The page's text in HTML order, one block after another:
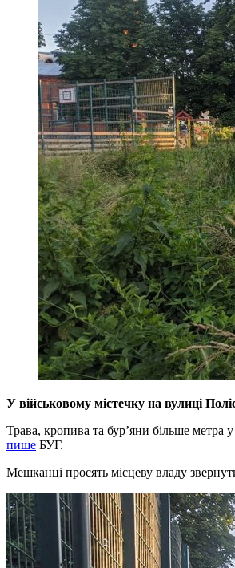
У військовому містечку на вулиці
Трава, кропива та бур’яни більше метра
пише БУГ.
Мешканці просять місцеву владу